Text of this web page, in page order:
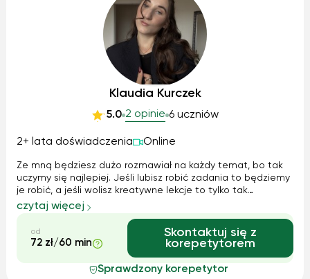
Klaudia Kurczek
5.0 2 opinie 6 uczniów
2+ lata doświadczenia Online
Ze mną będziesz dużo rozmawiał na każdy temat, bo tak
uczymy się najlepiej. Jeśli lubisz robić zadania to będziemy
je robić, a jeśli wolisz kreatywne lekcje to tylko tak
będziemy się uczyć! Moim głównym zadaniem będzie to
bo klucz to pewność...
czytaj więcej
od
72 zł/60 min
Skontaktuj się z
korepetytorem
Sprawdzony korepetytor